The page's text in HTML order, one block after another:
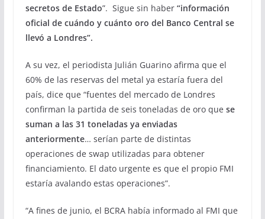
secretos de Estado”. Sigue sin haber “información
oficial de cuándo y cuánto oro del Banco Central se
llevó a Londres”.
A su vez, el periodista Julián Guarino afirma que el
60% de las reservas del metal ya estaría fuera del
país, dice que “fuentes del mercado de Londres
confirman la partida de seis toneladas de oro que se
suman a las 31 toneladas ya enviadas
anteriormente… serían parte de distintas
operaciones de swap utilizadas para obtener
financiamiento. El dato urgente es que el propio FMI
estaría avalando estas operaciones”.
“A fines de junio, el BCRA había informado al FMI que